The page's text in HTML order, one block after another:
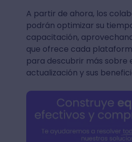
A partir de ahora, los
podrán optimizar su
capacitación,
que ofrece cada
para descubrir más sobre
actualización y sus